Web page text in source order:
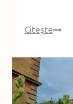
CiteșteHai
mine
–